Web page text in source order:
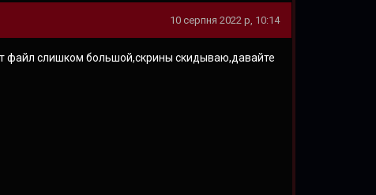
10 серпня 2022 р, 10:14
файл слишком большой,скрины скидываю,давайте